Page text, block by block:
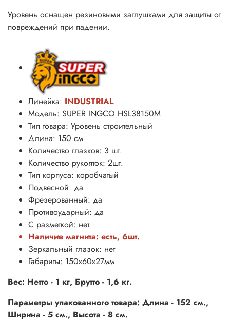
Уровень оснащен резиновыми заглушками для защиты от
повреждений при падении.
Линейка: INDUSTRIAL
Модель: SUPER INGCO HSL38150M
Тип товара: Уровень строительный
Длина: 150 см
Количество глазков: 3 шт.
Количество рукояток: 2шт.
Тип корпуса: коробчатый
Подвесной: да
Фрезерованный: да
Противоударный: да
С разметкой: нет
Наличие магнита: есть, 6шт.
Зеркальный глазок: нет
Габариты: 150х60х27мм
Вес: Нетто - 1 кг, Брутто - 1,6 кг.
Параметры упакованного товара: Длина - 152 см.,
Ширина - 5 см., Высота - 8 см.